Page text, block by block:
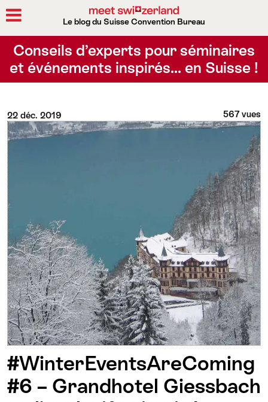
Le blog du Suisse Convention Bureau
Conseils d’experts pour séminaires
et événements inspirés… en Suisse !
22 déc. 2019 567 vues
#WinterEventsAreComing
#6 – Grandhotel Giessbach